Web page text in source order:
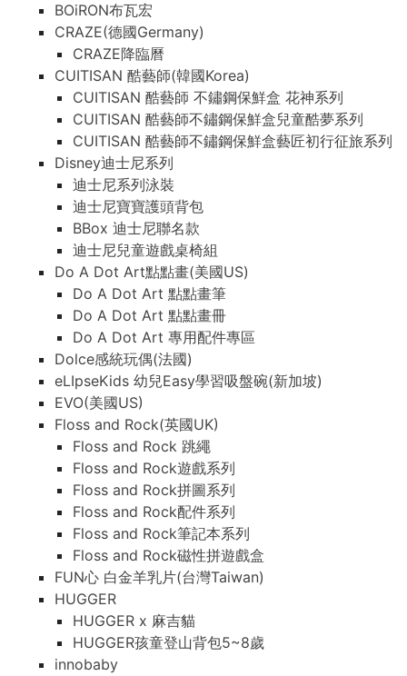
BOiRON布瓦宏
CRAZE(德國Germany)
CRAZE降臨曆
CUITISAN 酷藝師(韓國Korea)
CUITISAN 酷藝師 不鏽鋼保鮮盒 花神系列
CUITISAN 酷藝師不鏽鋼保鮮盒兒童酷夢系列
CUITISAN 酷藝師不鏽鋼保鮮盒藝匠初行征旅系列
Disney迪士尼系列
迪士尼系列泳裝
迪士尼寶寶護頭背包
BBox 迪士尼聯名款
迪士尼兒童遊戲桌椅組
Do A Dot Art點點畫(美國US)
Do A Dot Art 點點畫筆
Do A Dot Art 點點畫冊
Do A Dot Art 專用配件專區
Dolce感統玩偶(法國)
eLIpseKids 幼兒Easy學習吸盤碗(新加坡)
EVO(美國US)
Floss and Rock(英國UK)
Floss and Rock 跳繩
Floss and Rock遊戲系列
Floss and Rock拼圖系列
Floss and Rock配件系列
Floss and Rock筆記本系列
Floss and Rock磁性拼遊戲盒
FUN心 白金羊乳片(台灣Taiwan)
HUGGER
HUGGER x 麻吉貓
HUGGER孩童登山背包5~8歲
innobaby